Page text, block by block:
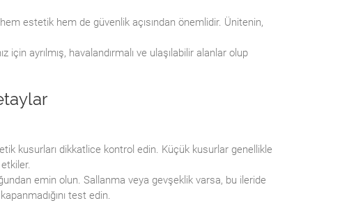
estetik hem de güvenlik açısından önemlidir. Ünitenin,
ayrılmış, havalandırmalı ve ulaşılabilir alanlar olup
kusurları dikkatlice kontrol edin. Küçük kusurlar genellikle
emin olun. Sallanma veya gevşeklik varsa, bu ileride
test edin.